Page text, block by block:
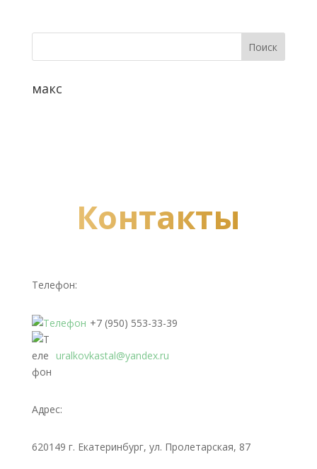
макс
Контакты
Телефон:
+7 (950) 553-33-39
uralkovkastal@yandex.ru
Адрес:
620149 г. Екатеринбург, ул. Пролетарская, 87